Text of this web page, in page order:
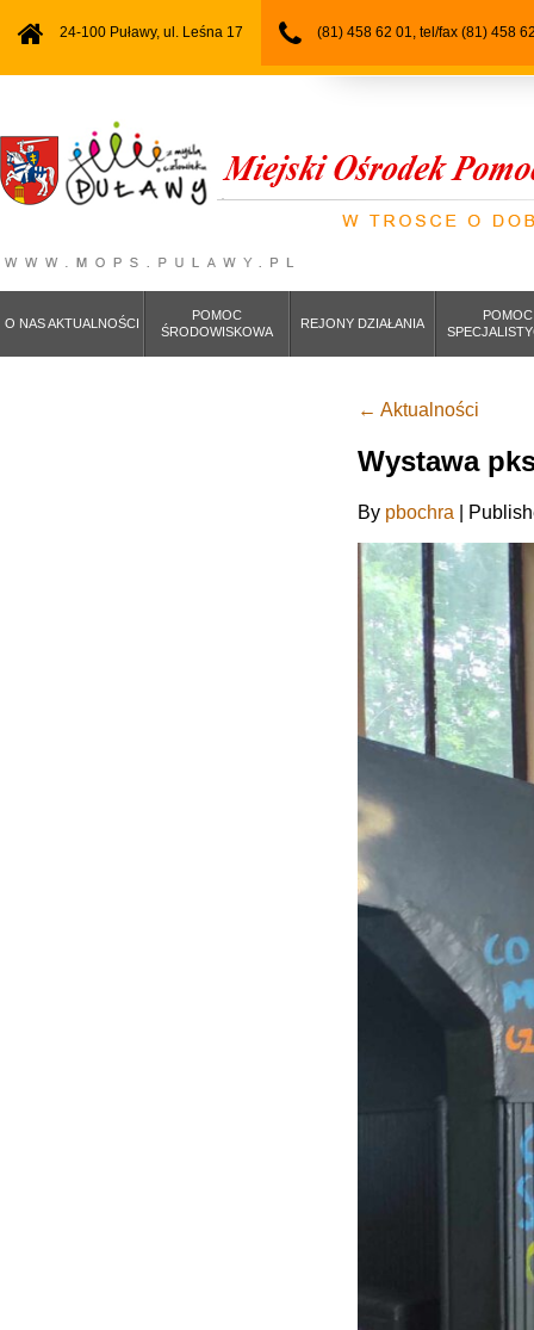
24-100 Puławy, ul. Leśna 17 (81) 458 62 01, tel/fax (81) 458
O NAS AKTUALNOŚCI
POMOC
ŚRODOWISKOWA
REJONY DZIAŁANIA
POMOC
← Aktualności
Wystawa
By pbochra